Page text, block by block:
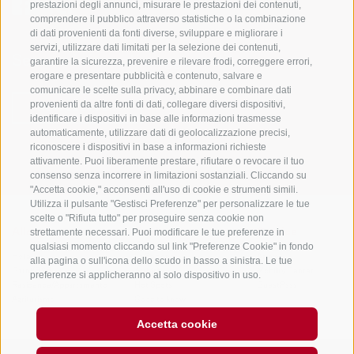
prestazioni degli annunci, misurare le prestazioni dei contenuti,
comprendere il pubblico attraverso statistiche o la combinazione
di dati provenienti da fonti diverse, sviluppare e migliorare i
servizi, utilizzare dati limitati per la selezione dei contenuti,
garantire la sicurezza, prevenire e rilevare frodi, correggere errori,
erogare e presentare pubblicità e contenuto, salvare e
comunicare le scelte sulla privacy, abbinare e combinare dati
provenienti da altre fonti di dati, collegare diversi dispositivi,
identificare i dispositivi in base alle informazioni trasmesse
automaticamente, utilizzare dati di geolocalizzazione precisi,
riconoscere i dispositivi in base a informazioni richieste
attivamente. Puoi liberamente prestare, rifiutare o revocare il tuo
consenso senza incorrere in limitazioni sostanziali. Cliccando su
"Accetta cookie," acconsenti all'uso di cookie e strumenti simili.
Utilizza il pulsante "Gestisci Preferenze" per personalizzare le tue
scelte o "Rifiuta tutto" per proseguire senza cookie non
strettamente necessari. Puoi modificare le tue preferenze in
qualsiasi momento cliccando sul link "Preferenze Cookie" in fondo
alla pagina o sull'icona dello scudo in basso a sinistra. Le tue
preferenze si applicheranno al solo dispositivo in uso.
Accetta cookie
Sempre informati e aggiornati!
NEWSLETTER
Alloggi
Hotel
Garni/B&B
Temi
La Regione
Attività
Service
Arrivo